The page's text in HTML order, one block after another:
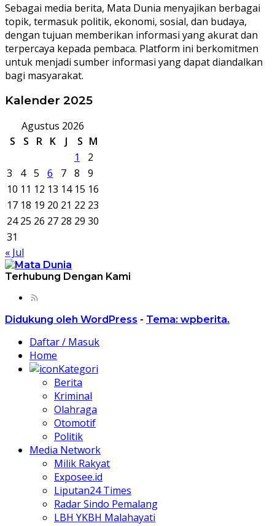
Sebagai media berita, Mata Dunia menyajikan berbagai
topik, termasuk politik, ekonomi, sosial, dan budaya,
dengan tujuan memberikan informasi yang akurat dan
terpercaya kepada pembaca. Platform ini berkomitmen
untuk menjadi sumber informasi yang dapat diandalkan
bagi masyarakat.
Kalender 2025
Agustus 2026
S
S R K J S M
1
2
3
4 5 6 7 8
9
10 11 12 13 14 15 16
17 18 19 20 21 22 23
24 25 26 27 28 29 30
31
« Jul
Terhubung Dengan Kami
Didukung oleh WordPress - Tema: wpberita.
Daftar / Masuk
Home
Kategori
Berita
Kriminal
Olahraga
Otomotif
Politik
Media Network
Milik Rakyat
Exposee.id
Liputan24 Times
Radar Sindo Pemalang
LBH YKBH Malahayati